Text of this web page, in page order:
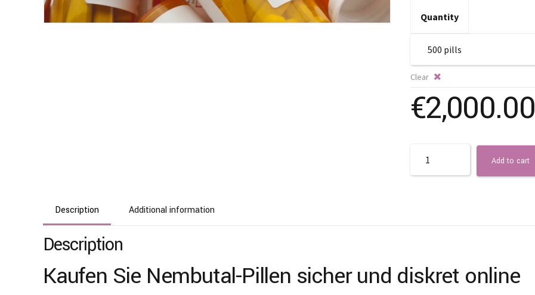
Quantity
Clear
€2,000.00
Add to cart
Description Additional information
Description
Kaufen Sie Nembutal-Pillen sicher und diskret online